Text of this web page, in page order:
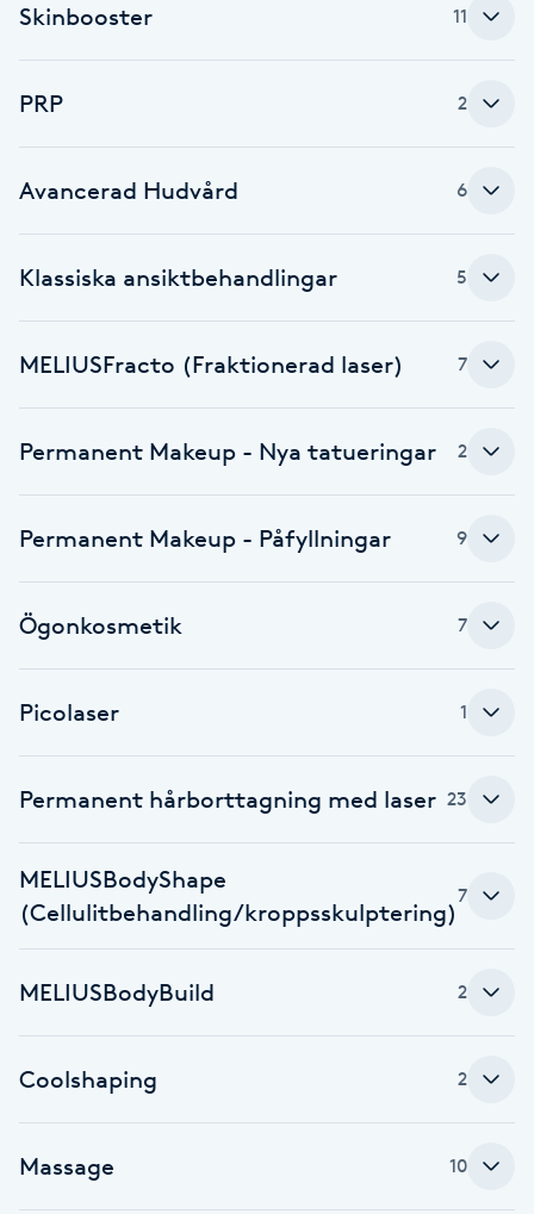
HIFU
Hollywood Peel
Hudföryngring
Huduppstramning
Hyaluronsyra
Hypnos
Hårbottenbehandling
Hårvård
I
Idrottsmassage
Skinbooster 11
PRP 2
Avancerad Hudvård 6
Klassiska ansiktbehandlingar 5
MELIUSFracto (Fraktionerad laser) 7
Permanent Makeup - Nya tatueringar 2
Permanent Makeup - Påfyllningar 9
Ögonkosmetik 7
Picolaser 1
Permanent hårborttagning med laser 23
MELIUSBodyShape
(Cellulitbehandling/kroppsskulptering)
7
MELIUSBodyBuild 2
Coolshaping 2
Massage 10